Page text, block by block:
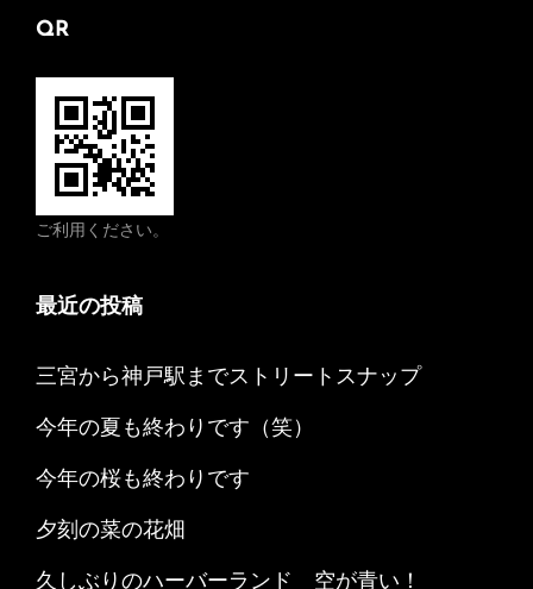
QR
ご利用ください。
最近の投稿
三宮から神戸駅までストリートスナップ
今年の夏も終わりです（笑）
今年の桜も終わりです
夕刻の菜の花畑
久しぶりのハーバーランド 空が青い！